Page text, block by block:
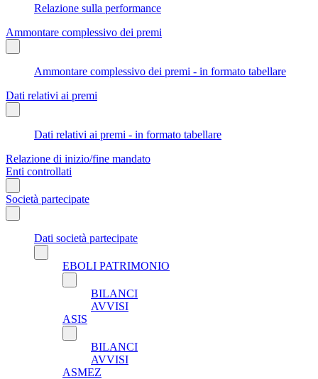
Relazione sulla performance
Ammontare complessivo dei premi
Ammontare complessivo dei premi - in formato tabellare
Dati relativi ai premi
Dati relativi ai premi - in formato tabellare
Relazione di inizio/fine mandato
Enti controllati
Società partecipate
Dati società partecipate
EBOLI PATRIMONIO
BILANCI
AVVISI
ASIS
BILANCI
AVVISI
ASMEZ